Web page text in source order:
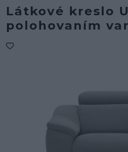
Látkové kreslo
polohovaním